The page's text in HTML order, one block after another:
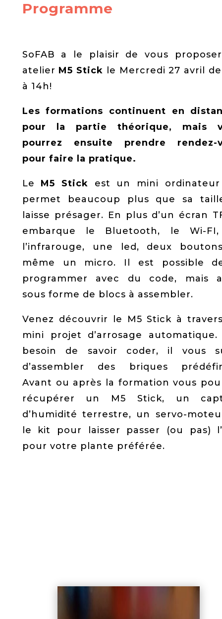
Programme
SoFAB a le plaisir de vous
atelier M5 Stick le Mercredi 27 avril de
à 14h!
Les formations continuent en
pour la partie théorique, mais
pourrez ensuite prendre rendez-
pour faire la pratique.
Le M5 Stick
est un mini
permet beaucoup plus que sa
laisse présager. En plus d’un écran
embarque le Bluetooth, le Wi-
l’infrarouge, une led, deux
même un micro. Il est possible
programmer avec du code, mais
sous forme de blocs à assembler.
Venez découvrir le M5 Stick à
mini projet d’arrosage
besoin de savoir coder, il vous
d’assembler des briques
Avant ou après la formation vous
récupérer un M5 Stick, un
d’humidité terrestre, un servo-
le kit pour laisser passer (ou pas)
pour votre plante préférée.